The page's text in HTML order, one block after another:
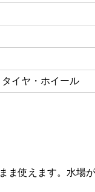
イヤ・ホイール
ま使えます。水場